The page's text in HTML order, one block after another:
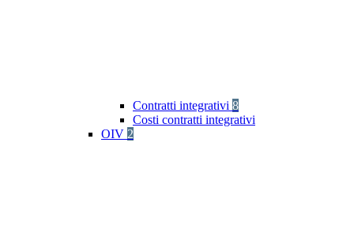
Contratti integrativi 8
Costi contratti integrativi
OIV 2